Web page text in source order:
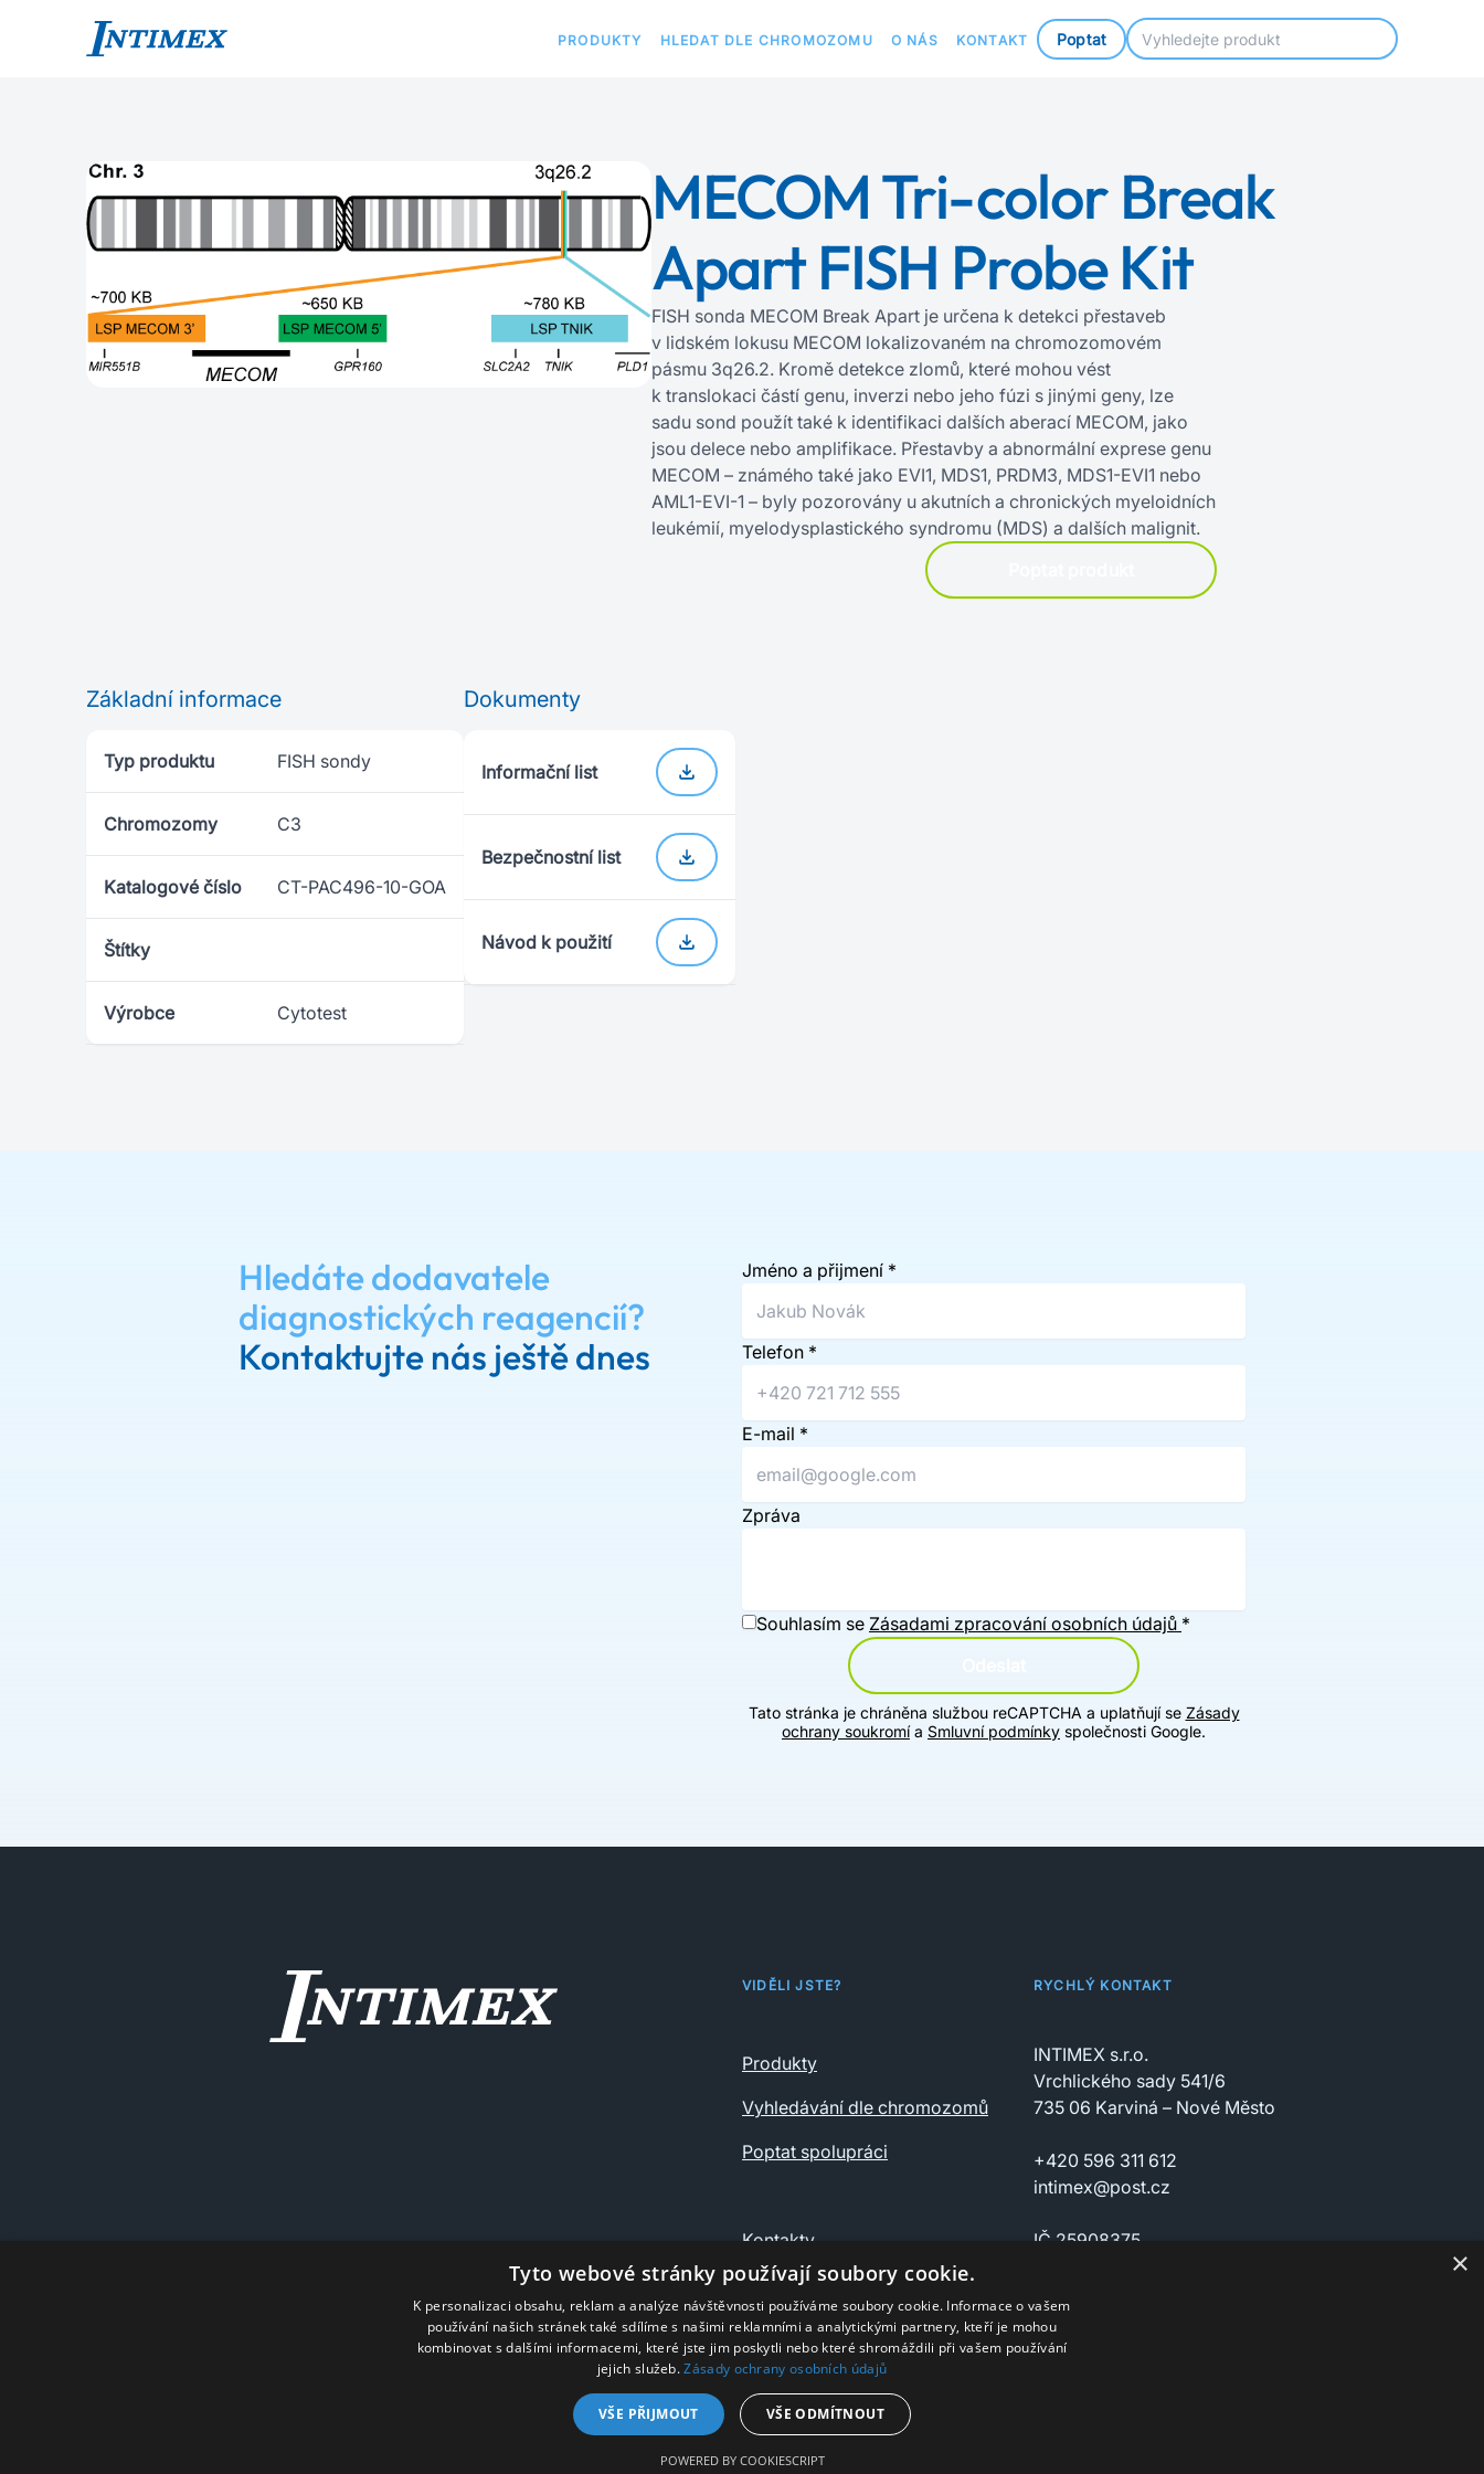
PRODUKTY HLEDAT DLE CHROMOZOMU O NÁS KONTAKT Poptat
MECOM Tri-color Break
Apart FISH Probe Kit
FISH sonda MECOM Break Apart je určena k detekci přestaveb
v lidském lokusu MECOM lokalizovaném na chromozomovém
pásmu 3q26.2. Kromě detekce zlomů, které mohou vést
k translokaci částí genu, inverzi nebo jeho fúzi s jinými geny, lze
sadu sond použít také k identifikaci dalších aberací MECOM, jako
jsou delece nebo amplifikace. Přestavby a abnormální exprese genu
MECOM – známého také jako EVI1, MDS1, PRDM3, MDS1-EVI1 nebo
AML1-EVI-1 – byly pozorovány u akutních a chronických myeloidních
leukémií, myelodysplastického syndromu (MDS) a dalších malignit.
Základní informace
Typ produktu FISH sondy
Chromozomy C3
Katalogové číslo CT-PAC496-10-GOA
Štítky
Výrobce Cytotest
Dokumenty
Informační list
Bezpečnostní list
Návod k použití
Hledáte dodavatele
diagnostických reagencií?
Kontaktujte nás ještě dnes
Jméno a přijmení *
Telefon *
E-mail *
Zpráva
Souhlasím se Zásadami zpracování osobních údajů *
Tato stránka je chráněna službou reCAPTCHA a uplatňují se Zásady
ochrany soukromía Smluvní podmínky společnosti Google.
VIDĚLI JSTE?
Produkty
Vyhledávání dle chromozomů
Poptat spolupráci
Kontakty
Ochrana osobních údajů
RYCHLÝ KONTAKT
INTIMEX s.r.o.
Vrchlického sady 541/6
735 06 Karviná – Nové Město
+420 596 311 612
intimex@post.cz
IČ 25908375
© Nyro 2025
×
Tyto webové stránky používají soubory cookie.
K personalizaci obsahu, reklam a analýze návštěvnosti používáme soubory cookie. Informace o vašem
používání našich stránek také sdílíme s našimi reklamními a analytickými partnery, kteří je mohou
kombinovat s dalšími informacemi, které jste jim poskytli nebo které shromáždili při vašem používání
jejich služeb.Zásady ochrany osobních údajů
VŠE PŘIJMOUT VŠE ODMÍTNOUT
POWERED BY COOKIESCRIPT